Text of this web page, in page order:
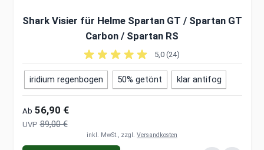
Shark Visier für Helme Spartan GT / Spartan GT
Carbon / Spartan RS
5,0 (24)
iridium regenbogen 50% getönt klar antifog
Ab 56,90 €
UVP 89,00 €
inkl. MwSt., zzgl. Versandkosten